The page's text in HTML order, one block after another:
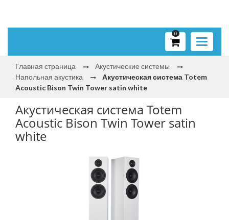
Toggle
0
Главная страница
Акустические системы
Напольная акустика
Акустическая система Totem
Acoustic Bison Twin Tower satin white
Акустическая система Totem
Acoustic Bison Twin Tower satin
white